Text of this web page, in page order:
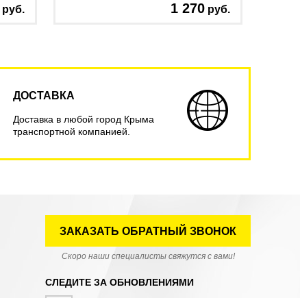
руб. 1 270 руб.
ДОСТАВКА
Доставка в любой город Крыма
транспортной компанией.
ЗАКАЗАТЬ ОБРАТНЫЙ ЗВОНОК
Скоро наши специалисты свяжутся с вами!
СЛЕДИТЕ ЗА ОБНОВЛЕНИЯМИ